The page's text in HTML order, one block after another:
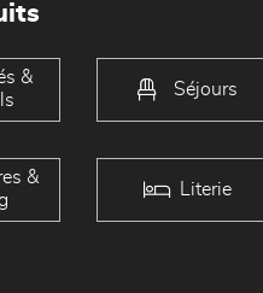
&
Séjours
&
Literie